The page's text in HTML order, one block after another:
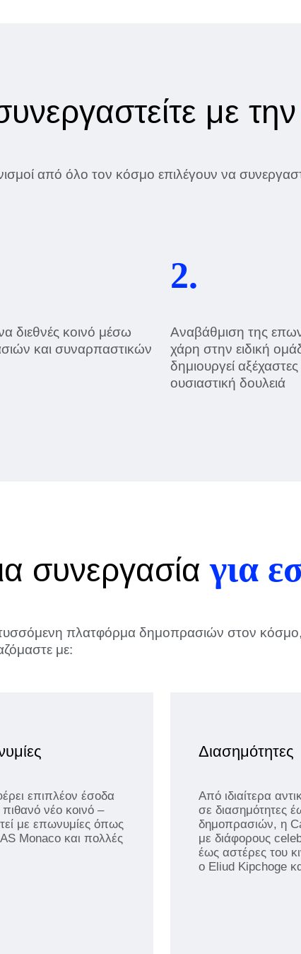
με την
από όλο τον κόσμο επιλέγουν να
διεθνές κοινό μέσω
και συναρπαστικών
2.
Αναβάθμιση της
χάρη στην ειδική
δημιουργεί αξέχαστες
ουσιαστική δουλειά
συνεργασίαγια
πλατφόρμα δημοπρασιών στον κόσμο,
με:
επιπλέον έσοδα
νέο κοινό –
με επωνυμίες όπως
Monaco και πολλές
Διασημότητες
Από ιδιαίτερα
σε διασημότητες
δημοπρασιών, η
με διάφορους
έως αστέρες του
ο Eliud Kipchoge